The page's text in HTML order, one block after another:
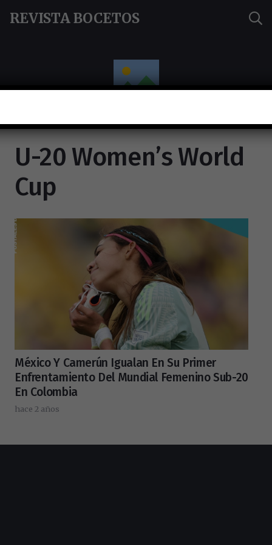
REVISTA BOCETOS
U-20 Women’s World
Cup
México Y Camerún Igualan En Su Primer
Enfrentamiento Del Mundial Femenino Sub-20
En Colombia
hace 2 años